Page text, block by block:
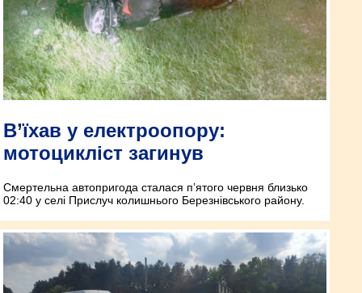
В’їхав у електроопору:
мотоцикліст загинув
Смертельна автопригода сталася п’ятого червня близько
02:40 у селі Прислуч колишнього Березнівського району.